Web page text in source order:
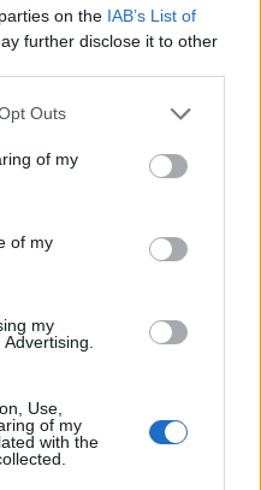
on the IAB’s List of
further disclose it to other
uses one or more Google
You may click to
and its third-party tags to
purposes in below Google
Outs
of my
of my
my
Use,
of my
with the
most
magánszigetei